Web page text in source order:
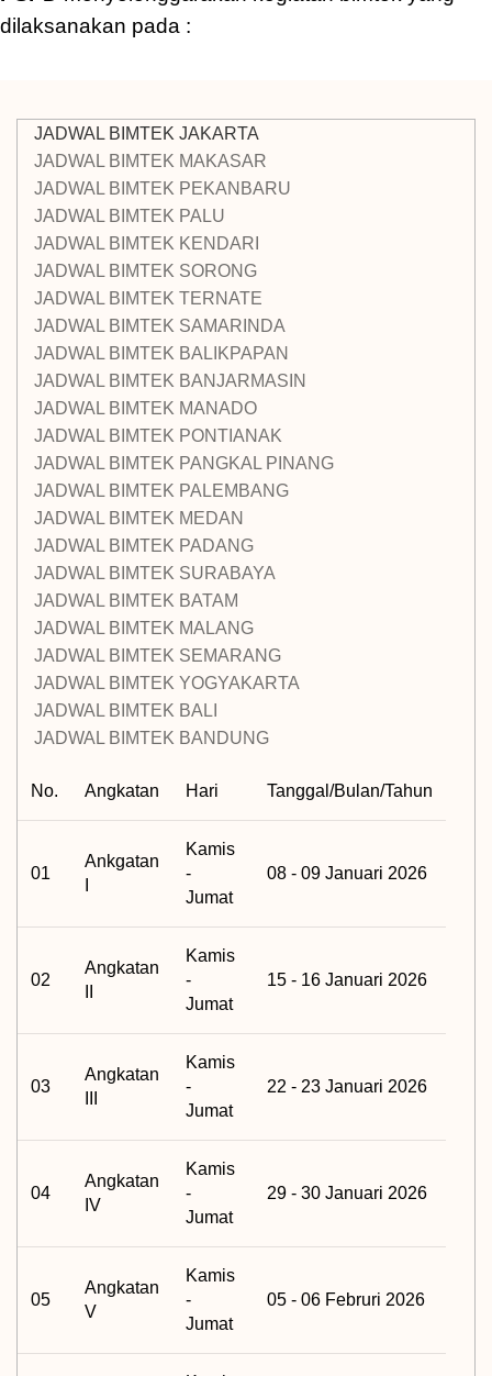
dilaksanakan pada :
JADWAL BIMTEK JAKARTA
JADWAL BIMTEK MAKASAR
JADWAL BIMTEK PEKANBARU
JADWAL BIMTEK PALU
JADWAL BIMTEK KENDARI
JADWAL BIMTEK SORONG
JADWAL BIMTEK TERNATE
JADWAL BIMTEK SAMARINDA
JADWAL BIMTEK BALIKPAPAN
JADWAL BIMTEK BANJARMASIN
JADWAL BIMTEK MANADO
JADWAL BIMTEK PONTIANAK
JADWAL BIMTEK PANGKAL PINANG
JADWAL BIMTEK PALEMBANG
JADWAL BIMTEK MEDAN
JADWAL BIMTEK PADANG
JADWAL BIMTEK SURABAYA
JADWAL BIMTEK BATAM
JADWAL BIMTEK MALANG
JADWAL BIMTEK SEMARANG
JADWAL BIMTEK YOGYAKARTA
JADWAL BIMTEK BALI
JADWAL BIMTEK BANDUNG
No. Angkatan Hari Tanggal/Bulan/Tahun
01
Ankgatan
Kamis
-
Jumat
08 - 09 Januari 2026
02
Angkatan
Kamis
-
Jumat
15 - 16 Januari 2026
03
Angkatan
Kamis
-
Jumat
22 - 23 Januari 2026
04
Angkatan
IV
Kamis
-
Jumat
29 - 30 Januari 2026
05
Angkatan
V
Kamis
-
Jumat
05 - 06 Februri 2026